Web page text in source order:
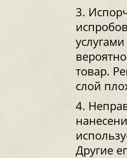
товар.
слой
Другие